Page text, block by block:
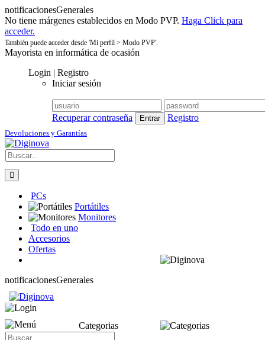
notificacionesGenerales
No tiene márgenes establecidos en Modo PVP. Haga Click para
acceder.
También puede acceder desde 'Mi perfil > Modo PVP'.
Mayorista en informática de ocasión
Login | Registro
Iniciar sesión
Recuperar contraseña Registro
Devoluciones y Garantías
PCs
Portátiles
Monitores
Todo en uno
Accesorios
Ofertas
notificacionesGenerales
Categorias